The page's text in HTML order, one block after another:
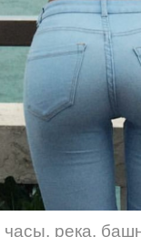
часы, река,